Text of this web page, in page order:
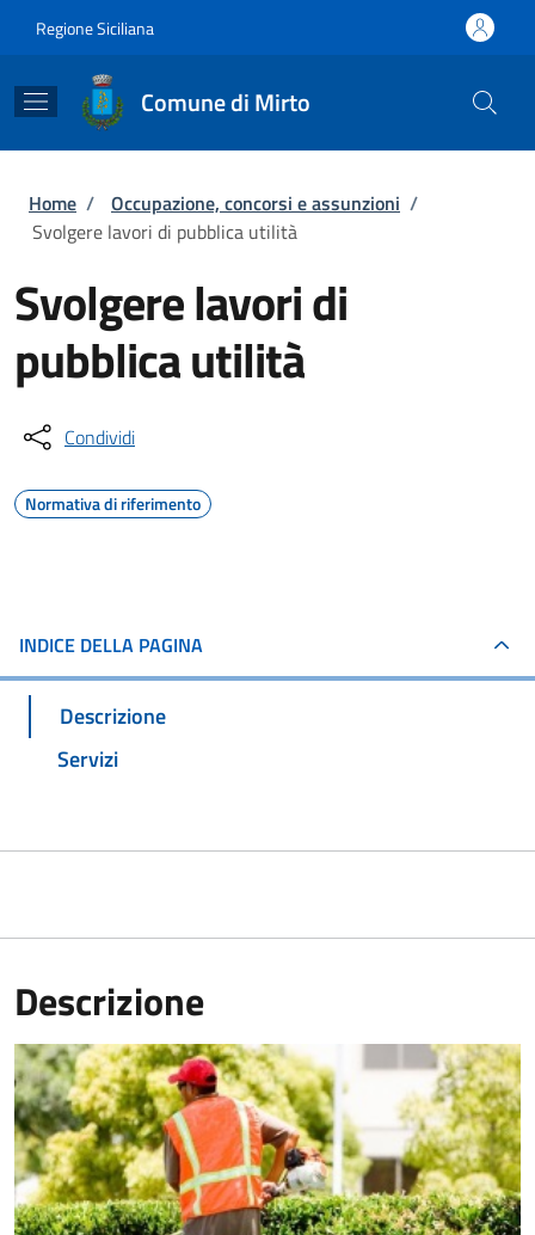
Regione Siciliana
Comune di Mirto
Briciole di pane
Home / Occupazione, concorsi e assunzioni /
Svolgere lavori di pubblica utilità
Svolgere lavori di
pubblica utilità
Condividi
Normativa di riferimento
INDICE DELLA PAGINA
Descrizione
Servizi
Descrizione